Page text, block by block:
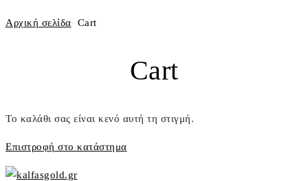
Αρχική σελίδα Cart
Cart
Το καλάθι σας είναι κενό αυτή τη στιγμή.
Επιστροφή στο κατάστημα